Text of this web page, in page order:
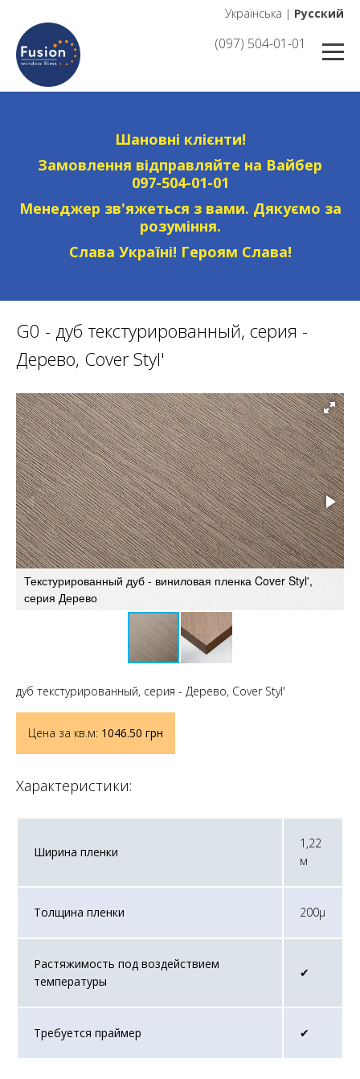
Українська | Русский
(097) 504-01-01
Шановні клієнти!
Замовлення відправляйте на Вайбер
097-504-01-01
Менеджер зв'яжеться з вами. Дякуємо за
розуміння.
Слава Україні! Героям Слава!
G0 - дуб текстурированный, серия -
Дерево, Cover Styl'
Текстурированный дуб - виниловая пленка Cover Styl',
серия Дерево
дуб текстурированный, серия - Дерево, Cover Styl'
Цена за кв.м: 1046.50 грн
Характеристики:
Ширина пленки
1,22
м
Толщина пленки 200μ
Растяжимость под воздействием
температуры
✔︎
Требуется праймер ✔︎